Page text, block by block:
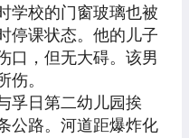
学校的门窗玻璃也被
停课状态。他的儿子
口，但无大碍。该男
伤。
孚日第二幼儿园挨
公路。河道距爆炸化